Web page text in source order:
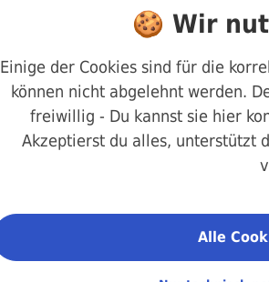
Antrieb:
🍪 Wir
Einige der Cookies sind für die
können nicht abgelehnt werden.
freiwillig - Du kannst sie hier
Akzeptierst du alles, unterstützt
Alle